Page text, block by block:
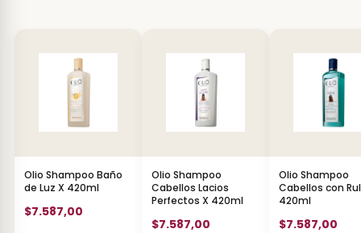
Olio Shampoo Baño
de Luz X 420ml
$7.587,00
Olio Shampoo
Cabellos Lacios
Perfectos X 420ml
$7.587,00
Olio Shampoo
Cabellos con
420ml
$7.587,00